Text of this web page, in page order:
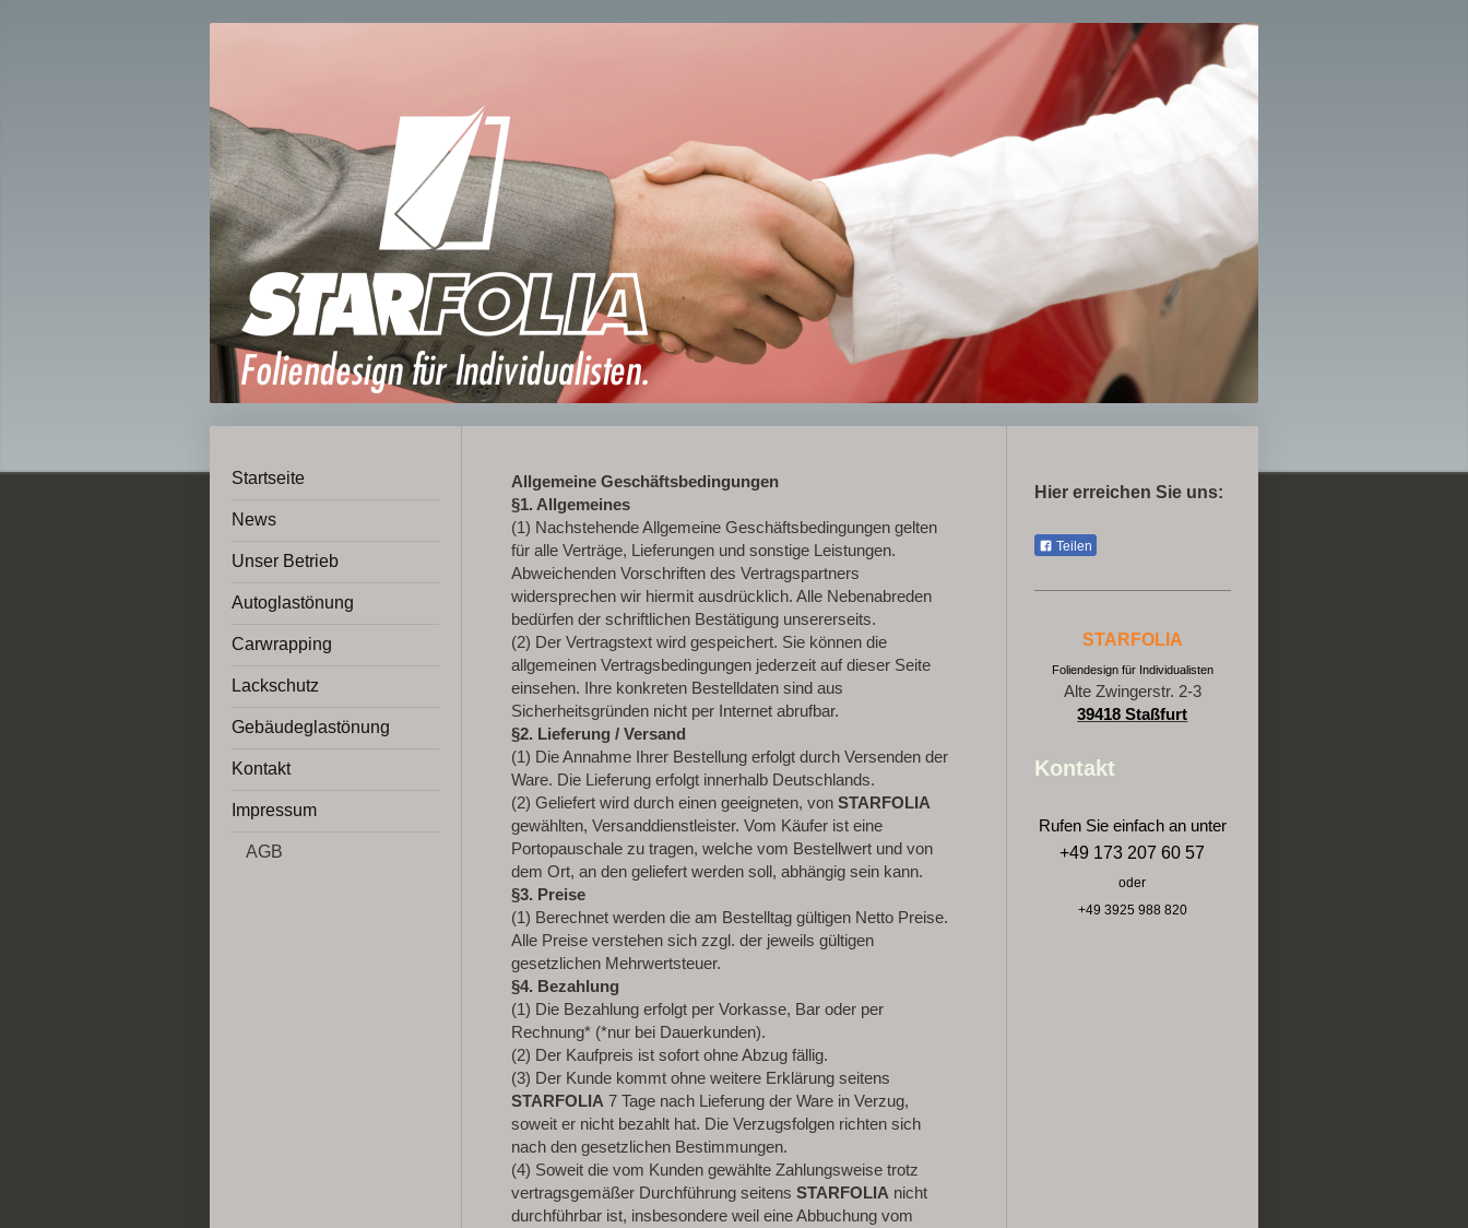
Startseite
News
Unser Betrieb
Autoglastönung
Carwrapping
Lackschutz
Gebäudeglastönung
Kontakt
Impressum
AGB
Allgemeine Geschäftsbedingungen
§1. Allgemeines
(1) Nachstehende Allgemeine Geschäftsbedingungen gelten
für alle Verträge, Lieferungen und sonstige Leistungen.
Abweichenden Vorschriften des Vertragspartners
widersprechen wir hiermit ausdrücklich. Alle Nebenabreden
bedürfen der schriftlichen Bestätigung unsererseits.
(2) Der Vertragstext wird gespeichert. Sie können die
allgemeinen Vertragsbedingungen jederzeit auf dieser Seite
einsehen. Ihre konkreten Bestelldaten sind aus
Sicherheitsgründen nicht per Internet abrufbar.
§2. Lieferung / Versand
(1) Die Annahme Ihrer Bestellung erfolgt durch Versenden der
Ware. Die Lieferung erfolgt innerhalb Deutschlands.
(2) Geliefert wird durch einen geeigneten, vonSTARFOLIA
gewählten, Versanddienstleister. Vom Käufer ist eine
Portopauschale zu tragen, welche vom Bestellwert und von
dem Ort, an den geliefert werden soll, abhängig sein kann.
§3. Preise
(1) Berechnet werden die am Bestelltag gültigen Netto Preise.
Alle Preise verstehen sich zzgl. der jeweils gültigen
gesetzlichen Mehrwertsteuer.
§4. Bezahlung
(1) Die Bezahlung erfolgt per Vorkasse, Bar oder per
Rechnung* (*nur bei Dauerkunden).
(2) Der Kaufpreis ist sofort ohne Abzug fällig.
(3) Der Kunde kommt ohne weitere Erklärung seitens
STARFOLIA 7 Tage nach Lieferung der Ware in Verzug,
soweit er nicht bezahlt hat. Die Verzugsfolgen richten sich
nach den gesetzlichen Bestimmungen.
(4) Soweit die vom Kunden gewählte Zahlungsweise trotz
vertragsgemäßer Durchführung seitensSTARFOLIA nicht
durchführbar ist, insbesondere weil eine Abbuchung vom
Hier erreichen Sie uns:
Teilen
STARFOLIA
Foliendesign für Individualisten
Alte Zwingerstr. 2-3
39418 Staßfurt
Kontakt
Rufen Sie einfach an unter
+49 173 207 60 57
oder
+49 3925 988 820